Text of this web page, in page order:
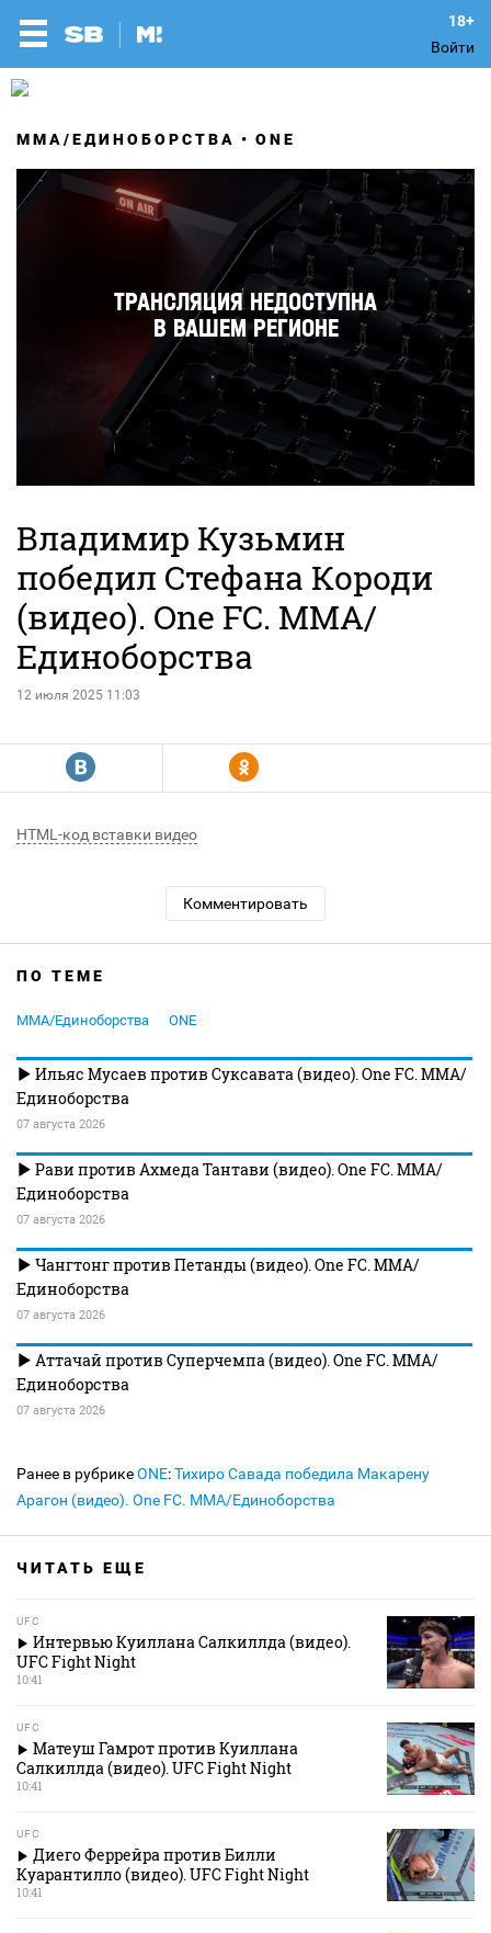
Войти
MMA/ЕДИНОБОРСТВА ONE
Владимир Кузьмин
победил Стефана Короди
(видео). One FC. MMA/
Единоборства
12 июля 2025 11:03
R Y
HTML-код вставки видео
Комментировать
ПО ТЕМЕ
MMA/Единоборства ONE
Ильяс Мусаев против Суксавата (видео). One FC. MMA/
Единоборства
07 августа 2026
Рави против Ахмеда Тантави (видео). One FC. MMA/
Единоборства
07 августа 2026
Чангтонг против Петанды (видео). One FC. MMA/
Единоборства
07 августа 2026
Аттачай против Суперчемпа (видео). One FC. MMA/
Единоборства
07 августа 2026
Ранее в рубрикеONE:Тихиро Савада победила Макарену
Арагон (видео). One FC. MMA/Единоборства
ЧИТАТЬ ЕЩЕ
UFC
Интервью Куиллана Салкиллда (видео).
UFC Fight Night
10:41
UFC
Матеуш Гамрот против Куиллана
Салкиллда (видео). UFC Fight Night
10:41
UFC
Диего Феррейра против Билли
Куарантилло (видео). UFC Fight Night
10:41